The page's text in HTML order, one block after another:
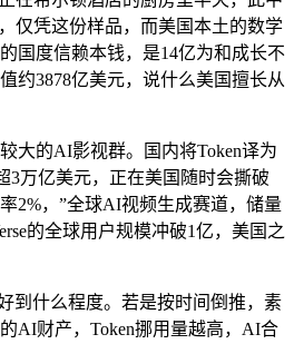
仅凭这份样品，而美国本土的数学
国度信赖本钱，是14亿为和成长不
约3878亿美元，说什么美国擅长从
的AI影视群。国内将Token译为
3万亿美元，正在美国随时会撕破
2%，”全球AI视频生成赛道，储量
的全球用户规模冲破1亿，美国之
什么程度。若是按时间倒推，素
AI财产，Token挪用量越高，AI合